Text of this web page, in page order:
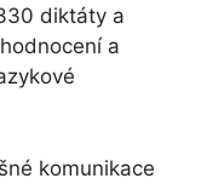
diktáty a
a
komunikace